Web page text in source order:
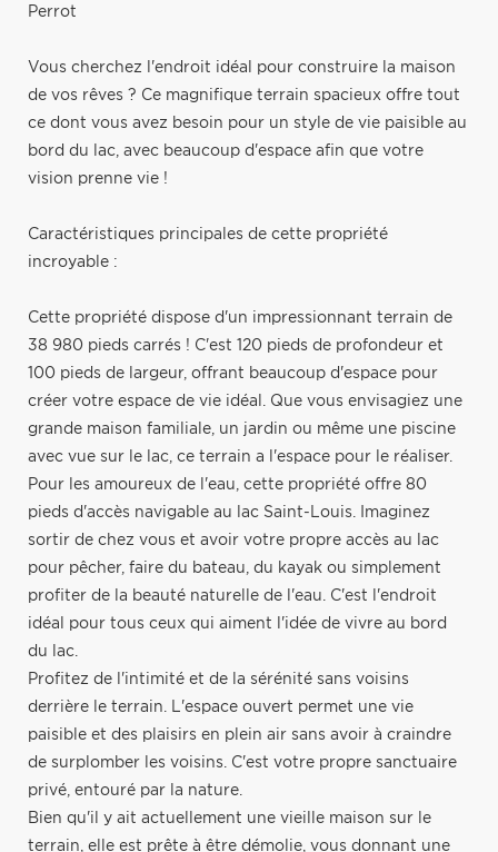
Perrot
Vous cherchez l'endroit idéal pour construire la maison
de vos rêves ? Ce magnifique terrain spacieux offre tout
ce dont vous avez besoin pour un style de vie paisible au
bord du lac, avec beaucoup d'espace afin que votre
vision prenne vie !
Caractéristiques principales de cette propriété
incroyable :
Cette propriété dispose d'un impressionnant terrain de
38 980 pieds carrés ! C'est 120 pieds de profondeur et
100 pieds de largeur, offrant beaucoup d'espace pour
créer votre espace de vie idéal. Que vous envisagiez une
grande maison familiale, un jardin ou même une piscine
avec vue sur le lac, ce terrain a l'espace pour le réaliser.
Pour les amoureux de l'eau, cette propriété offre 80
pieds d'accès navigable au lac Saint-Louis. Imaginez
sortir de chez vous et avoir votre propre accès au lac
pour pêcher, faire du bateau, du kayak ou simplement
profiter de la beauté naturelle de l'eau. C'est l'endroit
idéal pour tous ceux qui aiment l'idée de vivre au bord
du lac.
Profitez de l'intimité et de la sérénité sans voisins
derrière le terrain. L'espace ouvert permet une vie
paisible et des plaisirs en plein air sans avoir à craindre
de surplomber les voisins. C'est votre propre sanctuaire
privé, entouré par la nature.
Bien qu'il y ait actuellement une vieille maison sur le
terrain, elle est prête à être démolie, vous donnant une